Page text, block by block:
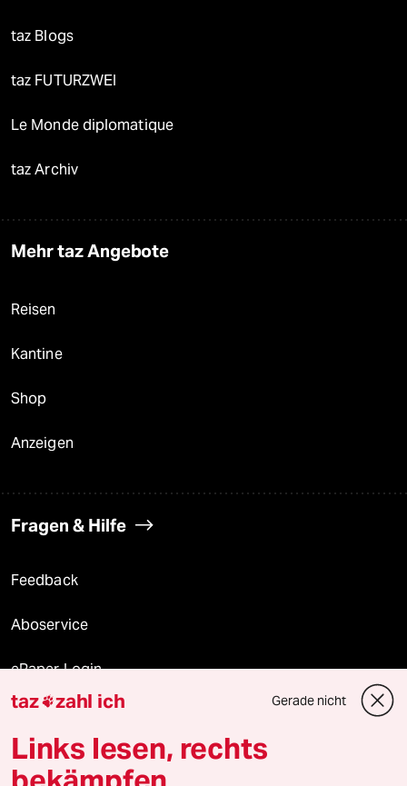
taz Blogs
taz FUTURZWEI
Le Monde diplomatique
taz Archiv
Mehr taz Angebote
Reisen
Kantine
Shop
Anzeigen
Fragen & Hilfe
Feedback
Aboservice
ePaper Login
Downloads für Abonnierende
taz zahl ich Gerade nicht
Links lesen, rechts